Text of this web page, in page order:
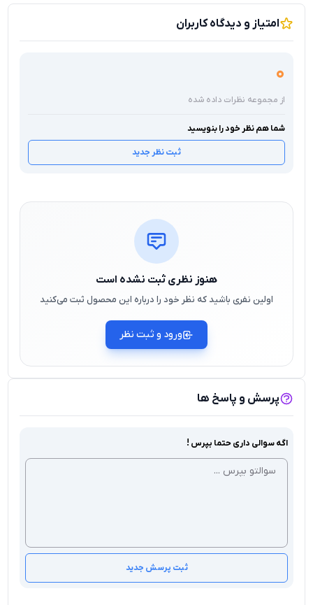
امتیاز و دیدگاه کاربران
0
از مجموعه نظرات داده شده
شما هم نظر خود را بنویسید
ثبت نظر جدید
هنوز نظری ثبت نشده است
اولین نفری باشید که نظر خود را درباره این محصول ثبت می‌کنید
ورود و ثبت نظر
پرسش و پاسخ ها
اگه سوالی داری حتما بپرس !
ثبت پرسش جدید